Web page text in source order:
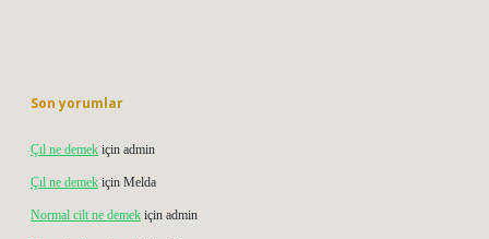
Son yorumlar
Çıl ne demek için admin
Çıl ne demek için Melda
Normal cilt ne demek için admin